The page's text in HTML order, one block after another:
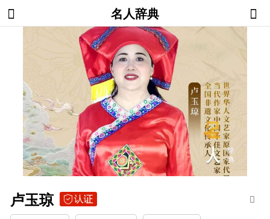
名人辞典
卢玉琼